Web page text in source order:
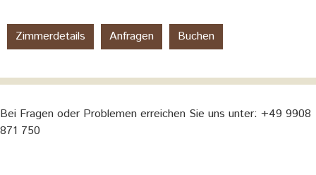
Zimmerdetails Anfragen Buchen
Bei Fragen oder Problemen erreichen Sie uns unter: +49 9908
871 750